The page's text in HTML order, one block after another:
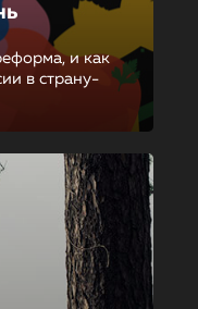
и как
в страну-